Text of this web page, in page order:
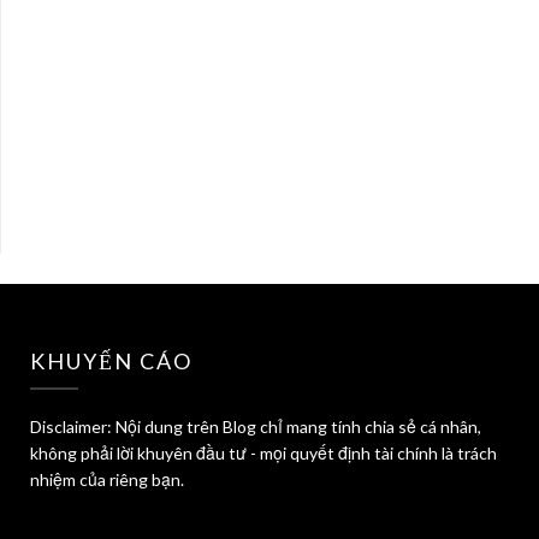
KHUYẾN CÁO
Disclaimer: Nội dung trên Blog chỉ mang tính chia sẻ cá nhân,
không phải lời khuyên đầu tư - mọi quyết định tài chính là trách
nhiệm của riêng bạn.